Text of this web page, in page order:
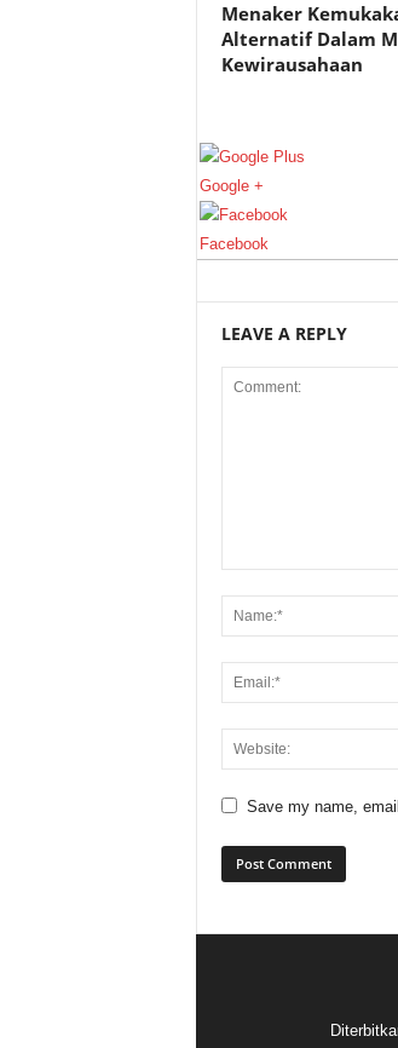
Menaker
Alternatif Dalam
Kewirausahaan
Google +
Facebook
LEAVE A REPLY
Save my name,